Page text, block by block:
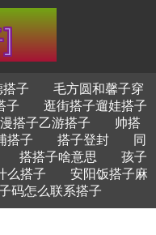
搭子
毛方圆和馨子穿
子
逛街搭子遛娃搭子
搭子乙游搭子
帅搭
搭子 搭子登封
同
搭搭子啥意思
孩子
么搭子
安阳饭搭子麻
码怎么联系搭子